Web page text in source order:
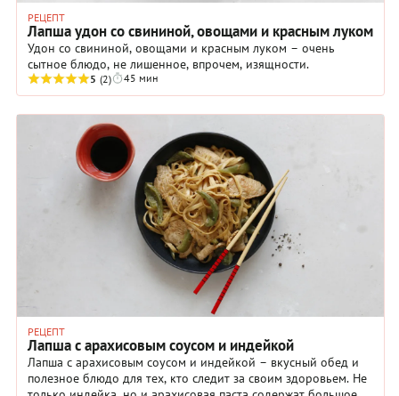
РЕЦЕПТ
Лапша удон со свининой, овощами и красным луком
Удон со свининой, овощами и красным луком – очень
сытное блюдо, не лишенное, впрочем, изящности.
5 (2) 45 мин
РЕЦЕПТ
Лапша с арахисовым соусом и индейкой
Лапша с арахисовым соусом и индейкой – вкусный обед и
полезное блюдо для тех, кто следит за своим здоровьем. Не